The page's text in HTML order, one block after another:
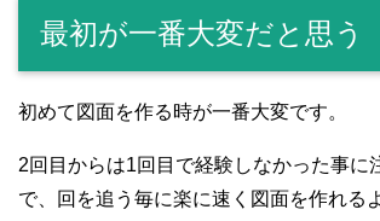
最初が一番大変だと思う
初めて図面を作る時が一番大変です。
2回目からは1回目で経験しなかった事に
で、回を追う毎に楽に速く図面を作れる